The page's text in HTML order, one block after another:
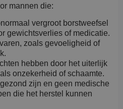
mannen die:
vergroot borstweefsel
gewichtsverlies of medicatie.
zoals gevoeligheid of
hebben door het uiterlijk
onzekerheid of schaamte.
zijn en geen medische
die het herstel kunnen